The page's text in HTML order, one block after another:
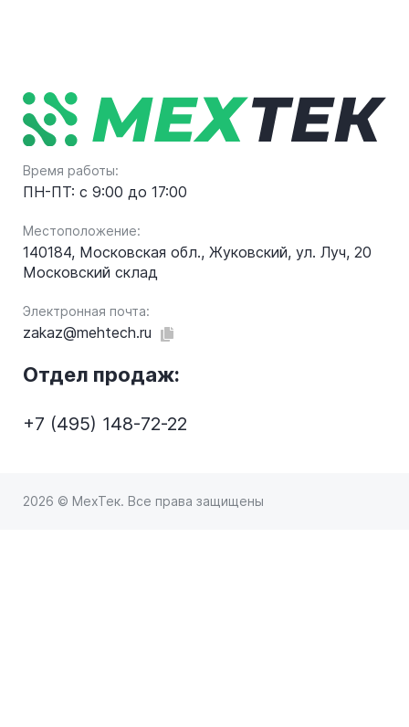
Время работы:
ПН-ПТ: с 9:00 до 17:00
Местоположение:
140184, Московская обл., Жуковский, ул. Луч, 20
Московский склад
Электронная почта:
zakaz@mehtech.ru
Отдел продаж:
+7 (495) 148-72-22
2026 © МехТек. Все права защищены